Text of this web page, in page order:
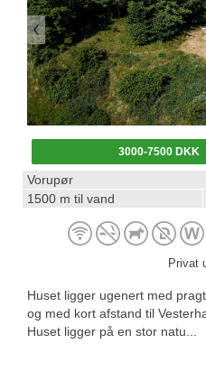
3000-7500 DKK
Vorupør
1500 m til vand
Privat
Huset ligger ugenert med
og med kort afstand til
Huset ligger på en stor natu...